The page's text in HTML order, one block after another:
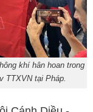
khí hân hoan trong
TTXVN tại Pháp.